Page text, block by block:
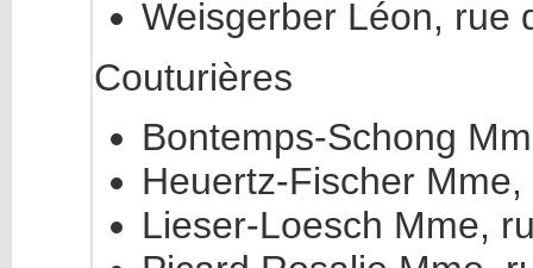
Weisgerber Léon, rue
Couturières
Bontemps-Schong
Heuertz-Fischer
Lieser-Loesch Mme,